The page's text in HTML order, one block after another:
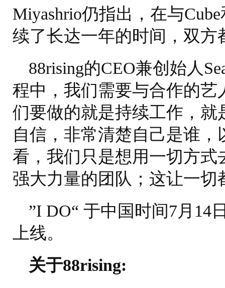
Miyashrio仍指出，在与
续了长达一年的时间，双
88rising的CEO兼创始人
程中，我们需要与合作的
们要做的就是持续工作，就
自信，非常清楚自己是谁
看，我们只是想用一切方
强大力量的团队；这让一
”I DO“ 于中国时间7月14
上线。
关于88rising: